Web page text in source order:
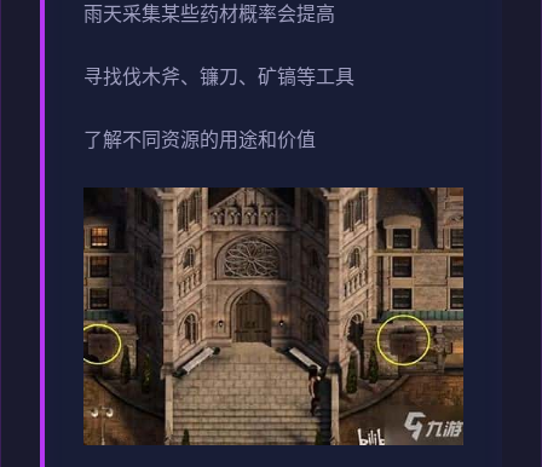
雨天采集某些药材概率会提高
寻找伐木斧、镰刀、矿镐等工具
了解不同资源的用途和价值